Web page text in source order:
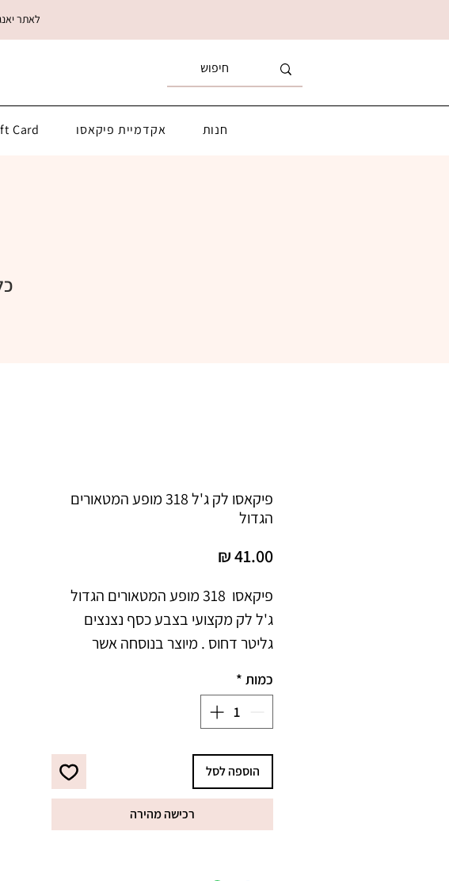
<< לאתר
חנות אקדמיית פיקאסו Card
פיקאסו לק ג'ל 318 מופע המטאורים
הגדול
לבקבוק מברשת מתקדמת עם סיבים
מיוחדים, למריחת הג'ל לק בצורה
כמות *
הוספה לסל
רכישה מהירה